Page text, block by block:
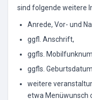
sind folgende weitere
Anrede, Vor- und
ggfl. Anschrift,
ggfls.
ggfls.
weitere
etwa Menüwunsch